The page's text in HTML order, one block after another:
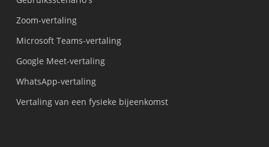
Zoom-vertaling
Microsoft Teams-vertaling
Google Meet-vertaling
WhatsApp-vertaling
Vertaling van een fysieke bijeenkomst